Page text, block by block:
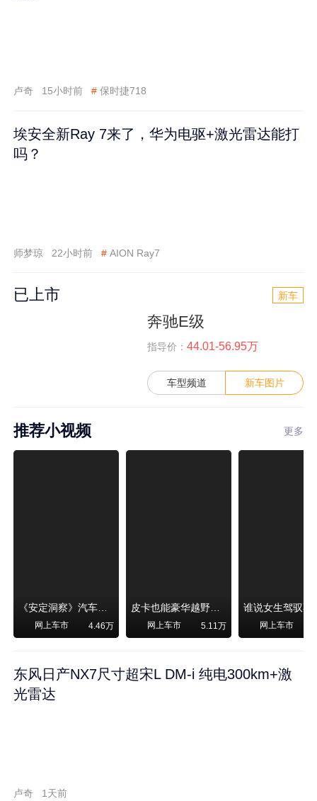
卢奇 15小时前 # 保时捷718
埃安全新Ray 7来了，华为电驱+激光雷达能打
吗？
师梦琼 22小时前 # AION Ray7
已上市 新车
奔驰E级
指导价： 44.01-56.95万
车型频道 新车图片
推荐小视频 更多
《安定洞察》汽车烧不烧油，和石油安全无关！
网上车市 4.46万
皮卡也能豪华越野！纵横F700上市，限时卖29.99万起
网上车市 5.11万 网上车市
东风日产NX7尺寸超宋L DM-i 纯电300km+激
光雷达
卢奇 1天前